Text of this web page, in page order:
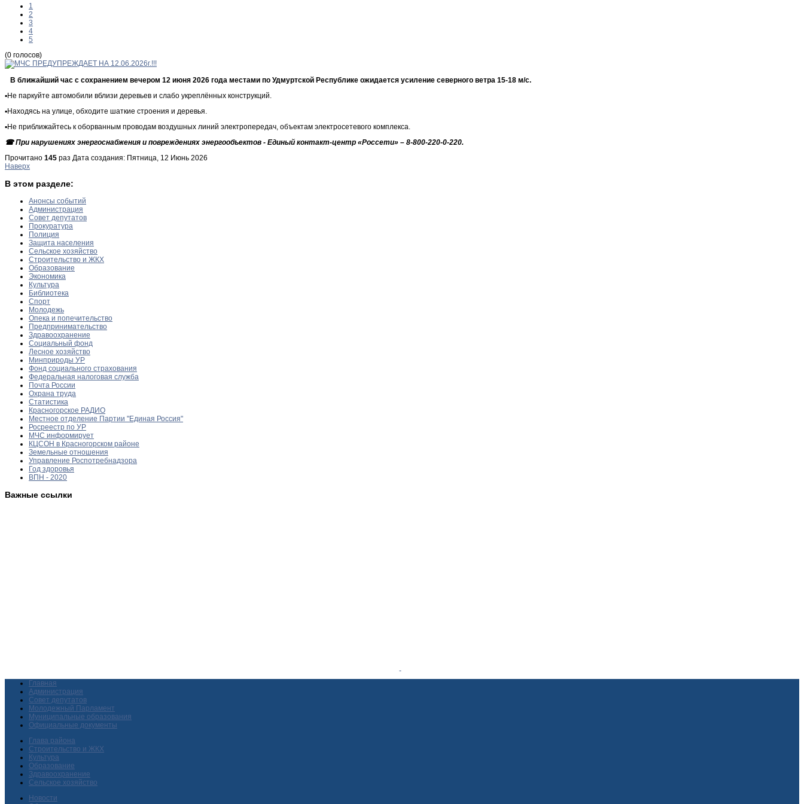
1
2
3
4
5
(0 голосов)
В ближайший час с сохранением вечером 12 июня 2026 года местами по Удмуртской Республике ожидается усиление северного ветра 15-18 м/с.
▪️Не паркуйте автомобили вблизи деревьев и слабо укреплённых конструкций.
▪️Находясь на улице, обходите шаткие строения и деревья.
▪️Не приближайтесь к оборванным проводам воздушных линий электропередач, объектам электросетевого комплекса.
☎ При нарушениях энергоснабжения и повреждениях энергообъектов - Единый контакт-центр «Россети» – 8-800-220-0-220.
Прочитано 145 раз Дата создания: Пятница, 12 Июнь 2026
Наверх
В этом разделе:
Анонсы событий
Администрация
Совет депутатов
Прокуратура
Полиция
Защита населения
Сельское хозяйство
Строительство и ЖКХ
Образование
Экономика
Культура
Библиотека
Спорт
Молодежь
Опека и попечительство
Предпринимательство
Здравоохранение
Социальный фонд
Лесное хозяйство
Минприроды УР
Фонд социального страхования
Федеральная налоговая служба
Почта России
Охрана труда
Статистика
Красногорское РАДИО
Местное отделение Партии "Единая Россия"
Росреестр по УР
МЧС информирует
КЦСОН в Красногорском районе
Земельные отношения
Управление Роспотребнадзора
Год здоровья
ВПН - 2020
Важные ссылки
Главная
Администрация
Совет депутатов
Молодежный Парламент
Муниципальные образования
Официальные документы
Глава района
Строительство и ЖКХ
Культура
Образование
Здравоохранение
Сельское хозяйство
Новости